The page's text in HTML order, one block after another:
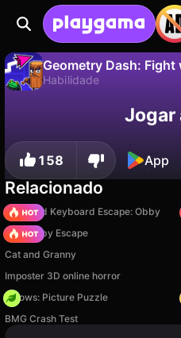
Geometry Dash:
Habilidade
Salve o progresso!
Jogar
158 App
Relacionado
+1 Speed Keyboard Escape: Obby
Your Obby Escape
Cat and Granny
Imposter 3D online horror
Arrows: Picture Puzzle
BMG Crash Test